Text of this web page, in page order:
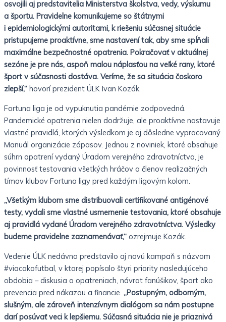
osvojili aj predstavitelia Ministerstva školstva, vedy, výskumu
a športu. Pravidelne komunikujeme so štátnymi
i epidemiologickými autoritami, k riešeniu súčasnej situácie
pristupujeme proaktívne, sme nastavení tak, aby sme spĺňali
maximálne bezpečnostné opatrenia. Pokračovať v aktuálnej
sezóne je pre nás, aspoň malou náplasťou na veľké rany, ktoré
šport v súčasnosti dostáva. Veríme, že sa situácia čoskoro
zlepší,“ hovorí prezident ÚLK Ivan Kozák.
Fortuna liga je od vypuknutia pandémie zodpovedná.
Pandemické opatrenia nielen dodržuje, ale proaktívne nastavuje
vlastné pravidlá, ktorých výsledkom je aj dôsledne vypracovaný
Manuál organizácie zápasov. Jednou z noviniek, ktoré obsahuje
súhrn opatrení vydaný Úradom verejného zdravotníctva, je
povinnosť testovania všetkých hráčov a členov realizačných
tímov klubov Fortuna ligy pred každým ligovým kolom.
„Všetkým klubom sme distribuovali certifikované antigénové
testy, vydali sme vlastné usmernenie testovania, ktoré obsahuje
aj pravidlá vydané Úradom verejného zdravotníctva. Výsledky
budeme pravidelne zaznamenávať,“ ozrejmuje Kozák.
Vedenie ÚLK nedávno predstavilo aj novú kampaň s názvom
#viacakofutbal, v ktorej popísalo štyri priority nasledujúceho
obdobia – diskusia o opatreniach, návrat fanúšikov, šport ako
prevencia pred nákazou a financie. „Postupným, odborným,
slušným, ale zároveň intenzívnym dialógom sa nám postupne
darí posúvať veci k lepšiemu. Súčasná situácia nie je priaznivá